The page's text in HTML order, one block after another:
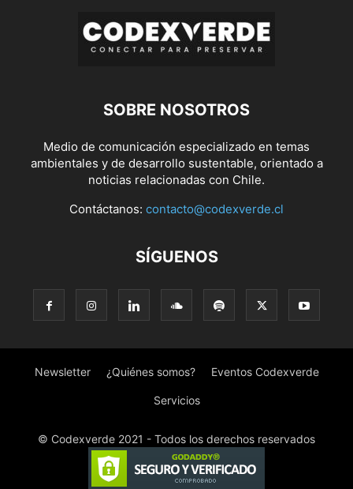
SOBRE NOSOTROS
Medio de comunicación especializado en temas
ambientales y de desarrollo sustentable, orientado a
noticias relacionadas con Chile.
Contáctanos: contacto@codexverde.cl
SÍGUENOS
Newsletter ¿Quiénes somos? Eventos Codexverde
Servicios
© Codexverde 2021 - Todos los derechos reservados